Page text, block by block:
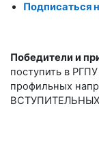
Подписаться
Победители и
поступить в
профильных